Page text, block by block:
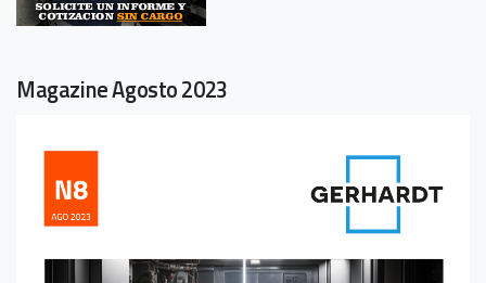
Magazine Agosto 2023